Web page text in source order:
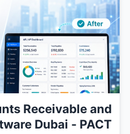
Receivable and
Dubai - PACT